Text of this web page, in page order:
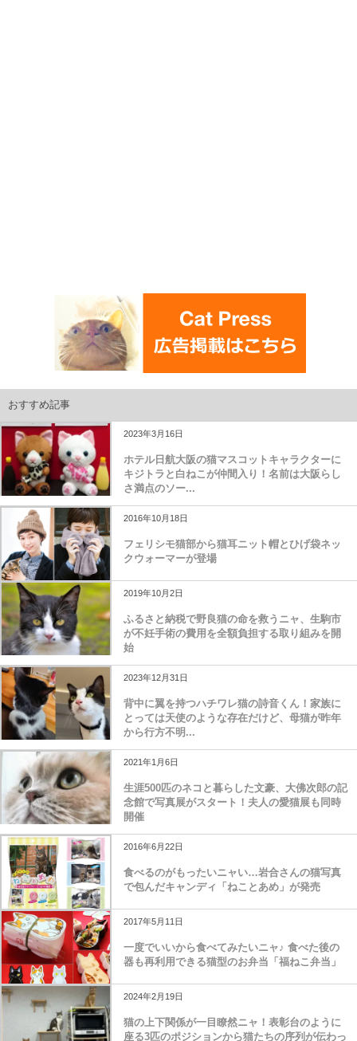
おすすめ記事
2023年3月16日
ホテル日航大阪の猫マスコットキャラクターに
キジトラと白ねこが仲間入り！名前は大阪らし
さ満点のソー...
2016年10月18日
フェリシモ猫部から猫耳ニット帽とひげ袋ネッ
クウォーマーが登場
2019年10月2日
ふるさと納税で野良猫の命を救うニャ、生駒市
が不妊手術の費用を全額負担する取り組みを開
始
2023年12月31日
背中に翼を持つハチワレ猫の詩音くん！家族に
とっては天使のような存在だけど、母猫が昨年
から行方不明...
2021年1月6日
生涯500匹のネコと暮らした文豪、大佛次郎の記
念館で写真展がスタート！夫人の愛猫展も同時
開催
2016年6月22日
食べるのがもったいニャい…岩合さんの猫写真
で包んだキャンディ「ねことあめ」が発売
2017年5月11日
一度でいいから食べてみたいニャ♪ 食べた後の
器も再利用できる猫型のお弁当「福ねこ弁当」
2024年2月19日
猫の上下関係が一目瞭然ニャ！表彰台のように
座る3匹のポジションから猫たちの序列が伝わっ